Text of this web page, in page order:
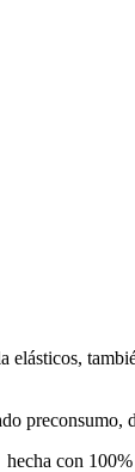
preconsumo,
hecha con 100%